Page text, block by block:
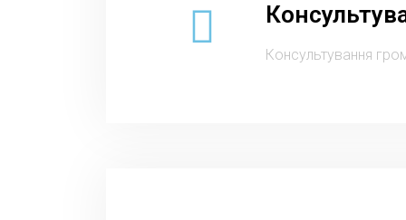
Консультування